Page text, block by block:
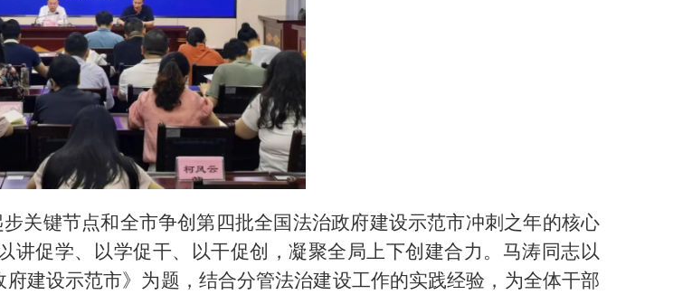
关键节点和全市争创第四批全国法治政府建设示范市冲刺之年的核心
讲促学、以学促干、以干促创，凝聚全局上下创建合力。马涛同志以
建设示范市》为题，结合分管法治建设工作的实践经验，为全体干部